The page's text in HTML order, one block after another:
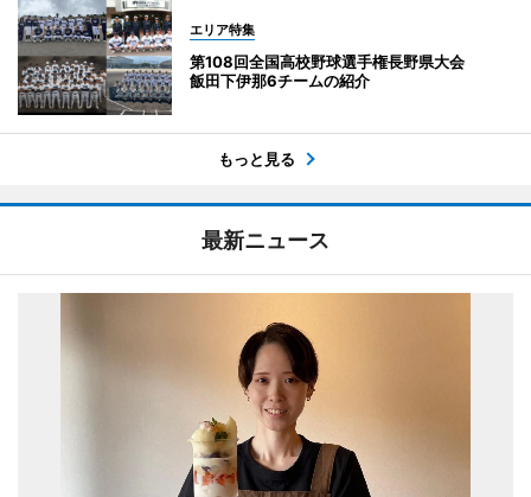
エリア特集
第108回全国高校野球選手権長野県大会
飯田下伊那6チームの紹介
もっと見る
最新ニュース